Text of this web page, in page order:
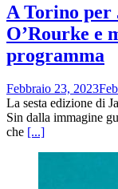
A Torino per
O’Rourke e
programma
Febbraio 23, 2023
La sesta edizione di
Sin dalla immagine
che [...]